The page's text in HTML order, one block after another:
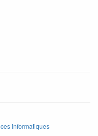
informatiques